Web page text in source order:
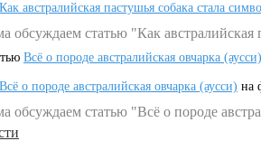
Как австралийская пастушья собака стала
обсуждаем статью "Как
Всё о породе австралийская овчарка (аусси)
Всё о породе австралийская овчарка (аусси) на
обсуждаем статью "Всё о породе